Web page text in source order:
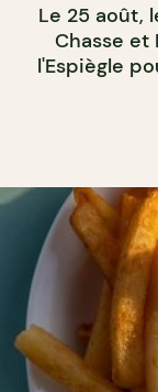
Le 25 août,
Chasse et
l'Espiègle